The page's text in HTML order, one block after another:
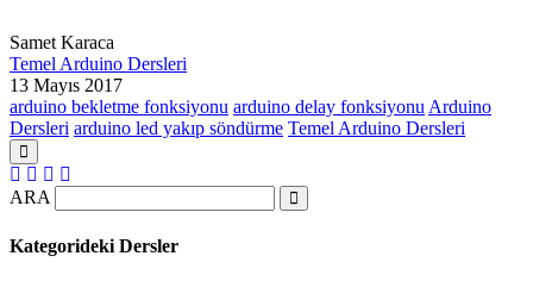
Samet Karaca
Temel Arduino Dersleri
13 Mayıs 2017
arduino bekletme fonksiyonu arduino delay fonksiyonu Arduino
Dersleri arduino led yakıp söndürme Temel Arduino Dersleri
ARA
Kategorideki Dersler